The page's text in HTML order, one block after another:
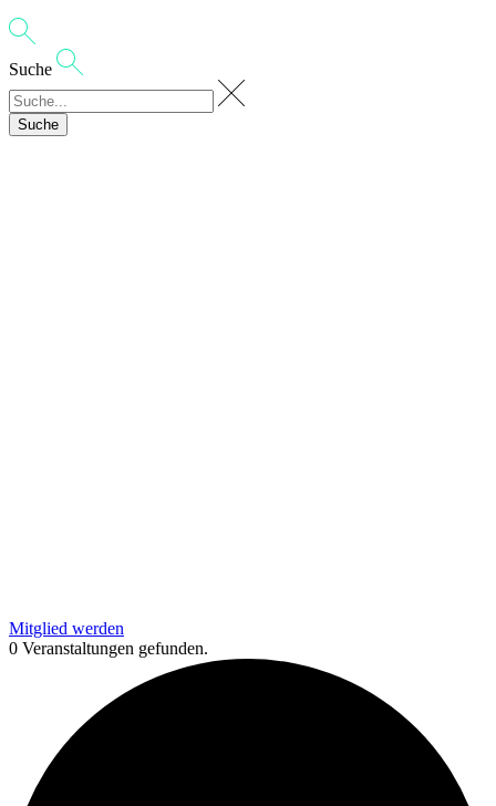
Suche
Suche
Mitglied werden
0 Veranstaltungen gefunden.